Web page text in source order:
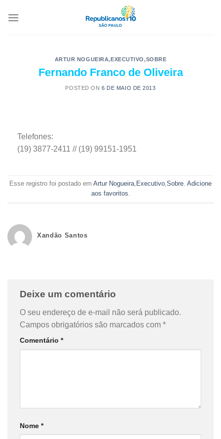
ARTUR NOGUEIRA,EXECUTIVO,SOBRE
Fernando Franco de Oliveira
POSTED ON6 DE MAIO DE 2013
Telefones:
(19) 3877-2411 // (19) 99151-1951
Esse registro foi postado em Artur Nogueira Executivo Sobre Adicione
aos favoritos
Xandão Santos
Deixe um comentário
O seu endereço de e-mail não será publicado.
Campos obrigatórios são marcados com *
Comentário *
Nome *